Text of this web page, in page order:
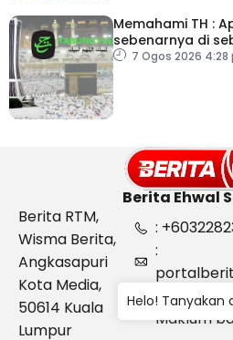
Memahami TH :
sebenarnya di
angka
7 Ogos 2026 4:28
Berita Ehwal
Berita RTM,
Wisma Berita,
Angkasapuri
Kota Media,
50614 Kuala
Lumpur
:
:
: Aduan &
Maklum
Helo! Tanyakan